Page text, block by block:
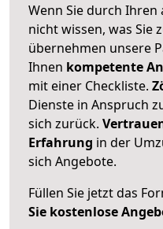
Wenn Sie durch
nicht wissen, was Sie
übernehmen unsere
Ihnen kompetente
mit einer Checkliste.
Dienste in Anspruch
sich zurück.
Erfahrung in der
sich Angebote.
Füllen Sie jetzt das
Sie kostenlose